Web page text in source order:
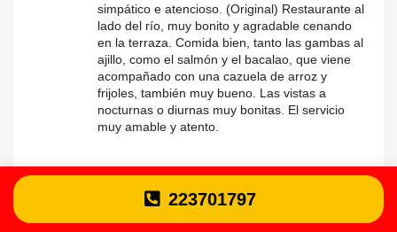
simpático e atencioso. (Original) Restaurante al
lado del río, muy bonito y agradable cenando
en la terraza. Comida bien, tanto las gambas al
ajillo, como el salmón y el bacalao, que viene
acompañado con una cazuela de arroz y
frijoles, también muy bueno. Las vistas a
nocturnas o diurnas muy bonitas. El servicio
muy amable y atento.
223701797